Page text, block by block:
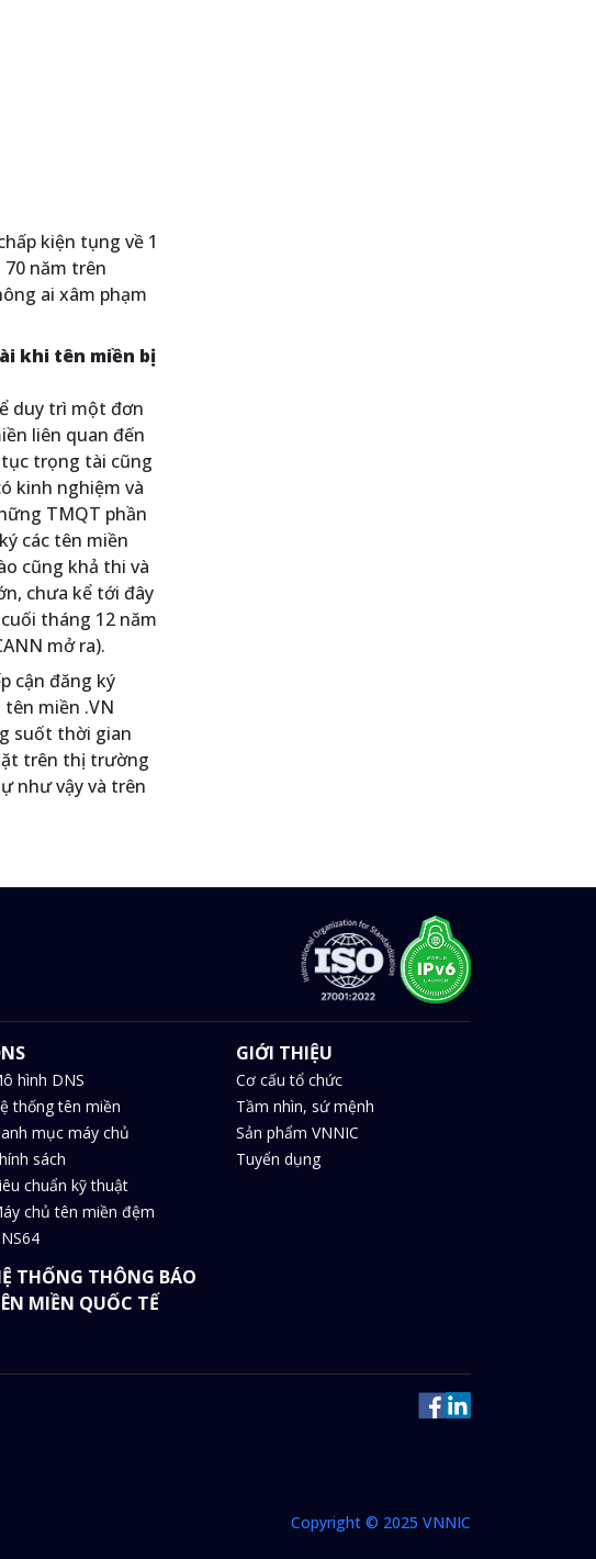
kiện tụng về 1
năm trên
ai xâm phạm
khi tên miền bị
duy trì một đơn
liên quan đến
trọng tài cũng
kinh nghiệm và
TMQT phần
các tên miền
cũng khả thi và
chưa kể tới đây
tháng 12 năm
mở ra).
cận đăng ký
miền .VN
suốt thời gian
trên thị trường
như vậy và trên
hình DNS
thống tên miền
mục máy chủ
sách
chuẩn kỹ thuật
chủ tên miền đệm
THỐNG THÔNG BÁO
MIỀN QUỐC TẾ
GIỚI THIỆU
Cơ cấu tổ chức
Tầm nhìn, sứ mệnh
Sản phẩm VNNIC
Tuyển dụng
Copyright © 2025 VNNIC